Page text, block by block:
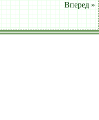
Вперед »